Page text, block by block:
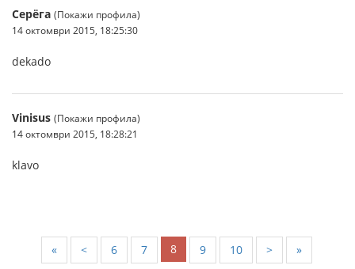
Серёга (Покажи профила)
14 октомври 2015, 18:25:30
dekado
Vinisus (Покажи профила)
14 октомври 2015, 18:28:21
klavo
« < 6 7 8 9 10 > »